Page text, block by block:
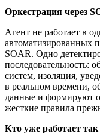
Оркестрация через
Агент не работает в
автоматизированных
SOAR. Одно
последовательность:
систем, изоляция,
в реальном времени,
данные и формируют
жесткие правила
Кто уже работает так